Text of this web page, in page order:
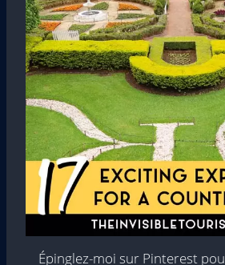
Épinglez-moi sur Pinterest